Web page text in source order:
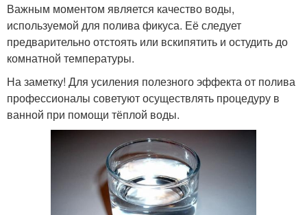
Важным моментом является качество воды,
используемой для полива фикуса. Её следует
предварительно отстоять или вскипятить и остудить до
комнатной температуры.
На заметку! Для усиления полезного эффекта от полива
профессионалы советуют осуществлять процедуру в
ванной при помощи тёплой воды.